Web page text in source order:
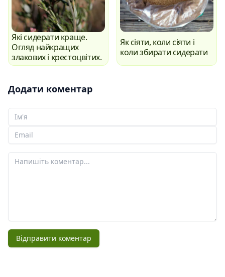
Які сидерати краще.
Огляд найкращих
злакових і крестоцвітих.
Як сіяти, коли сіяти і
коли збирати сидерати
Додати коментар
Ваше Ім'я
Ваш email
Ваш коментар
Відправити коментар